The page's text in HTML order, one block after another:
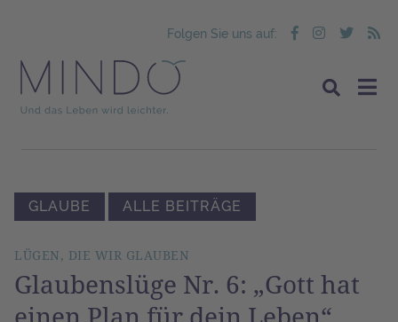
Folgen Sie uns auf:
GLAUBE ALLE BEITRÄGE
LÜGEN, DIE WIR GLAUBEN
Glaubenslüge Nr. 6: „Gott hat